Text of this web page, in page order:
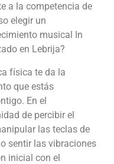
a la competencia de
elegir un
musical In
en Lebrija?
física te da la
que estás
En el
de percibir el
las teclas de
sentir las vibraciones
inicial con el